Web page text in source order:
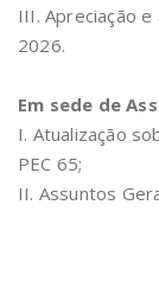
III. Apreciação
2026.
Em sede de
I. Atualização
PEC 65;
II. Assuntos